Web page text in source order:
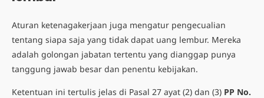
Aturan ketenagakerjaan juga mengatur pengecualian
tentang siapa saja yang tidak dapat uang lembur. Mereka
adalah golongan jabatan tertentu yang dianggap punya
tanggung jawab besar dan penentu kebijakan.
Ketentuan ini tertulis jelas di Pasal 27 ayat (2) dan (3) PP No.